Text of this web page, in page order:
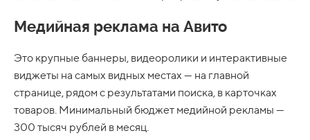
Медийная реклама на Авито
Это крупные баннеры, видеоролики и интерактивные
виджеты на самых видных местах — на главной
странице, рядом с результатами поиска, в карточках
товаров. Минимальный бюджет медийной рекламы —
300 тысяч рублей в месяц.